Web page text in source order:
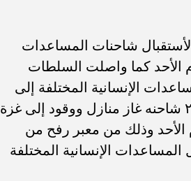
شاحنات المساعدات
الأحد كما واصلت السلطات
الإنسانية المختلفة إلى
غزة وقد تم تجهيز ٤٥٠ شاحنه مساعدات إنسانيه متنوعة منهم ٢٥ شاحنه غاز منازل ووقود إلى غزة
الأحد وذلك من معبر رفح من
الإنسانية المختلفة